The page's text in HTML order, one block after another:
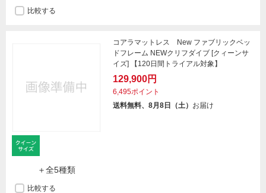
比較する
＋全5種類
コアラマットレス New ファブリックベッ
ドフレーム NEWクリフダイブ [クィーンサ
イズ] 【120日間トライアル対象】
129,900円
6,495ポイント
送料無料、8月8日（土） お届け
比較する